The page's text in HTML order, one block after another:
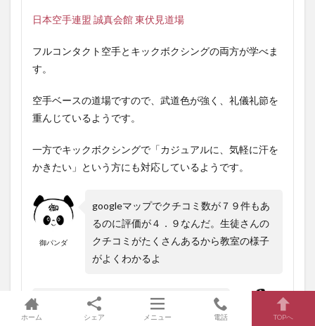
日本空手連盟 誠真会館 東伏見道場
フルコンタクト空手とキックボクシングの両方が学べま
す。
空手ベースの道場ですので、武道色が強く、礼儀礼節を
重んじているようです。
一方でキックボクシングで「カジュアルに、気軽に汗を
かきたい」という方にも対応しているようです。
御パンダ
googleマップでクチコミ数が７９件もあ
るのに評価が４．９なんだ。生徒さんの
クチコミがたくさんあるから教室の様子
がよくわかるよ
先生は世界レベルの実績を持った現役選
手のようだ。きれい好きで道場も清潔ら
ホーム シェア メニュー 電話 TOPへ